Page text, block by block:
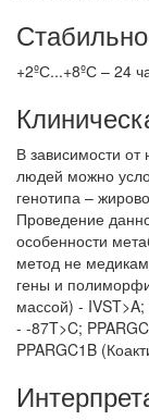
+2ºС...+8ºС – 24
В зависимости
людей можно
генотипа –
Проведение
особенности
метод не
гены и
массой) - IVST>A;
- -87T>C;
PPARGC1B